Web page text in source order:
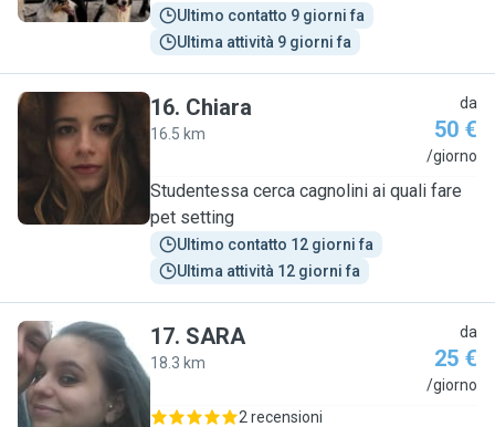
Ultimo contatto 9 giorni fa
Ultima attività 9 giorni fa
C
16. Chiara
16.5 km
da
50 €
/giorno
Studentessa cerca cagnolini ai quali fare
pet setting
Ultimo contatto 12 giorni fa
Ultima attività 12 giorni fa
S
17. SARA
18.3 km
da
25 €
/giorno
2 recensioni